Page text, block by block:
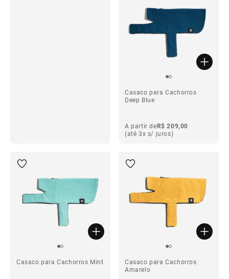
Casaco para Cachorros
Deep Blue
A partir deR$ 209,00
(até 3x s/ juros)
Casaco para Cachorros Mint
Casaco para Cachorros
Amarelo